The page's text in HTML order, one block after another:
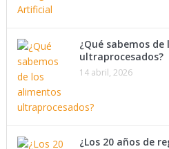
¿Qué sabemos
ultraprocesados?
14 abril, 2026
¿Los 20 años de